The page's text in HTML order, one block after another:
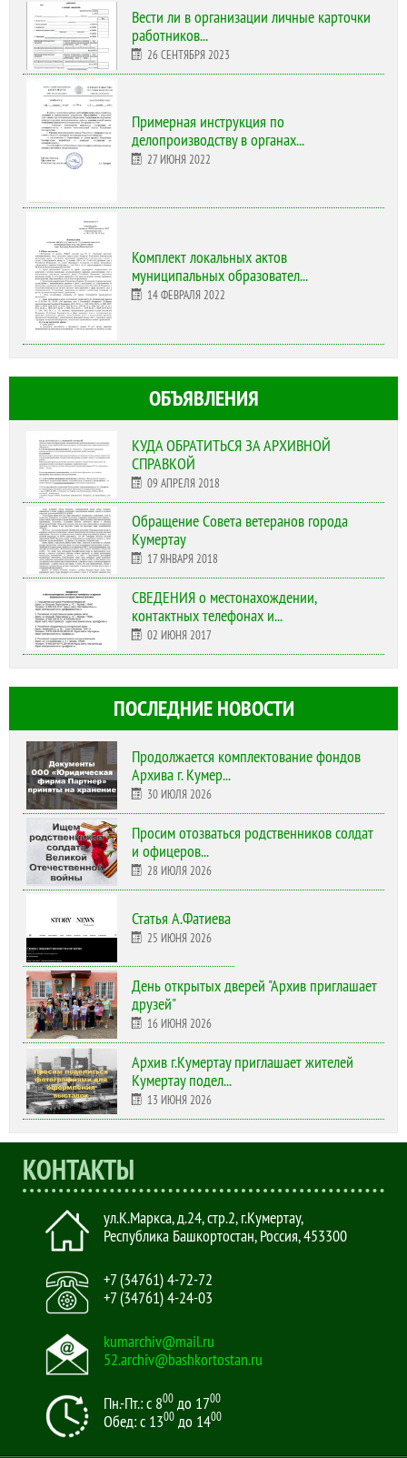
Вести ли в организации личные карточки
работников...
26 СЕНТЯБРЯ 2023
Примерная инструкция по
делопроизводству в органах...
27 ИЮНЯ 2022
Комплект локальных актов
муниципальных образовател...
14 ФЕВРАЛЯ 2022
ОБЪЯВЛЕНИЯ
КУДА ОБРАТИТЬСЯ ЗА АРХИВНОЙ
СПРАВКОЙ
09 АПРЕЛЯ 2018
Обращение Совета ветеранов города
Кумертау
17 ЯНВАРЯ 2018
СВЕДЕНИЯ о местонахождении,
контактных телефонах и...
02 ИЮНЯ 2017
ПОСЛЕДНИЕ НОВОСТИ
Продолжается комплектование фондов
Архива г. Кумер...
30 ИЮЛЯ 2026
Просим отозваться родственников солдат
и офицеров...
28 ИЮЛЯ 2026
Статья А.Фатиева
25 ИЮНЯ 2026
День открытых дверей "Архив приглашает
друзей"
16 ИЮНЯ 2026
Архив г.Кумертау приглашает жителей
Кумертау подел...
13 ИЮНЯ 2026
КОНТАКТЫ
ул.К.Маркса, д.24, стр.2,г.Кумертау,
Республика Башкортостан, Россия,453300
+7 (34761) 4-72-72
+7 (34761) 4-24-03
kumarchiv@mail.ru
52.archiv@bashkortostan.ru
Пн.-Пт.: с 800 до 1700
Обед: с 1300 до 1400